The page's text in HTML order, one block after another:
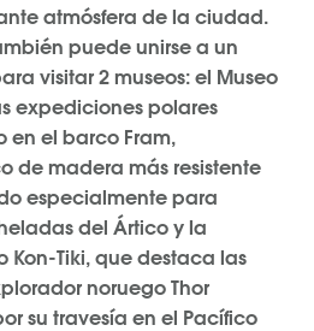
atmósfera de la ciudad.
puede unirse a un
visitar 2 museos: el Museo
expediciones polares
en el barco Fram,
de madera más resistente
especialmente para
del Ártico y la
Kon-Tiki, que destaca las
noruego Thor
su travesía en el Pacífico